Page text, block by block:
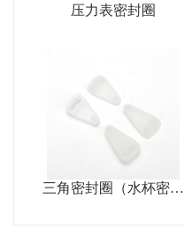
压力表密封圈
三角密封圈（水杯密封